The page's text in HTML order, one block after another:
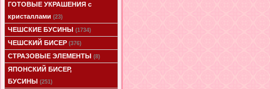
ГОТОВЫЕ УКРАШЕНИЯ с
кристаллами (23)
ЧЕШСКИЕ БУСИНЫ (1734)
ЧЕШСКИЙ БИСЕР (376)
СТРАЗОВЫЕ ЭЛЕМЕНТЫ (8)
ЯПОНСКИЙ БИСЕР,
БУСИНЫ (251)